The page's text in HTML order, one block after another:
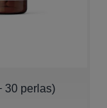
30 perlas)